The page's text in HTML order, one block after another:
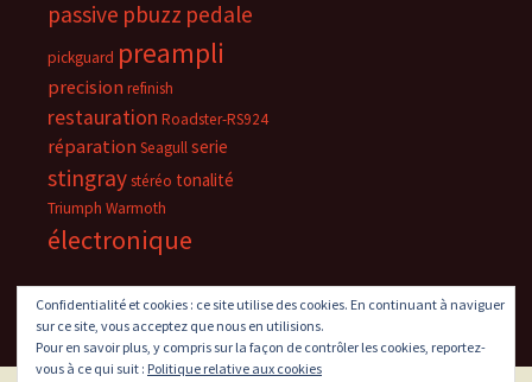
passive pbuzz pedale
pickguard preampli
precision refinish
restauration Roadster-RS924
réparation Seagullserie
stingraystéréo tonalité
Triumph Warmoth
électronique
Confidentialité et cookies : ce site utilise des cookies. En continuant à naviguer
sur ce site, vous acceptez que nous en utilisions.
Pour en savoir plus, y compris sur la façon de contrôler les cookies, reportez-
vous à ce qui suit : Politique relative aux cookies